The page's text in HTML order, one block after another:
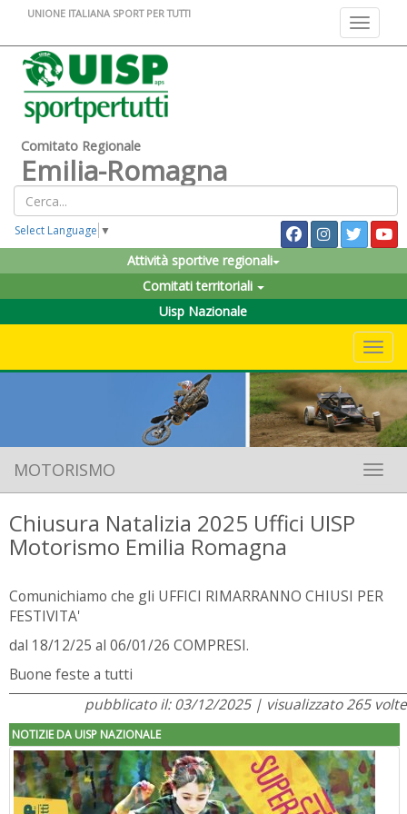
Toggle
UNIONE ITALIANA SPORT PER TUTTI
Comitato Regionale
Emilia-Romagna
Select Language ▼
Attività sportive regionali
Comitati territoriali
Uisp Nazionale
MOTORISMO
Chiusura Natalizia 2025 Uffici UISP
Motorismo Emilia Romagna
Comunichiamo che gli UFFICI RIMARRANNO CHIUSI PER
FESTIVITA'
dal 18/12/25 al 06/01/26 COMPRESI.
Buone feste a tutti
pubblicato il: 03/12/2025 | visualizzato 265 volte
NOTIZIE DA UISP NAZIONALE